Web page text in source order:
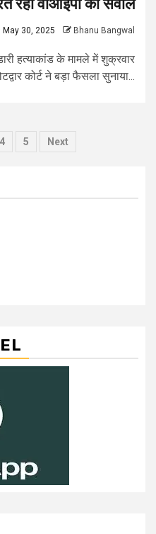
रहा वीआईपी का सवाल
May 30, 2025 Bhanu Bangwal
हत्याकांड के मामले में शुक्रवार
कोर्ट ने बड़ा फैसला सुनाया...
4 5 Next